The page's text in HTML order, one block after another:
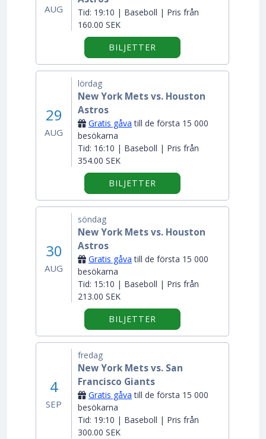
AUG Tid: 19:10 | Baseboll | Pris från
160.00 SEK
BILJETTER
29
AUG
lördag
New York Mets vs. Houston
Astros
Gratis gåva till de första 15 000
besökarna
Tid: 16:10 | Baseboll | Pris från
354.00 SEK
BILJETTER
30
AUG
söndag
New York Mets vs. Houston
Astros
Gratis gåva till de första 15 000
besökarna
Tid: 15:10 | Baseboll | Pris från
213.00 SEK
BILJETTER
4
SEP
fredag
New York Mets vs. San
Francisco Giants
Gratis gåva till de första 15 000
besökarna
Tid: 19:10 | Baseboll | Pris från
300.00 SEK